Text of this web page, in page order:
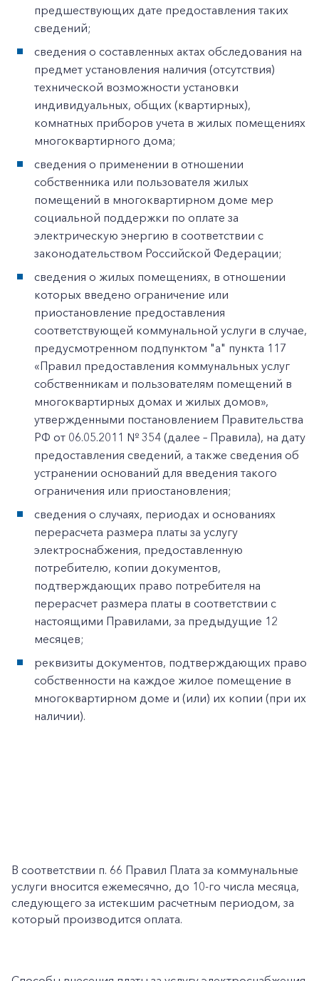
предшествующих дате предоставления таких
сведений;
сведения о составленных актах обследования на
предмет установления наличия (отсутствия)
технической возможности установки
индивидуальных, общих (квартирных),
комнатных приборов учета в жилых помещениях
многоквартирного дома;
сведения о применении в отношении
собственника или пользователя жилых
помещений в многоквартирном доме мер
социальной поддержки по оплате за
электрическую энергию в соответствии с
законодательством Российской Федерации;
сведения о жилых помещениях, в отношении
которых введено ограничение или
приостановление предоставления
соответствующей коммунальной услуги в случае,
предусмотренном подпунктом "а" пункта 117
«Правил предоставления коммунальных услуг
собственникам и пользователям помещений в
многоквартирных домах и жилых домов»,
утвержденными постановлением Правительства
РФ от 06.05.2011 № 354 (далее – Правила), на дату
предоставления сведений, а также сведения об
устранении оснований для введения такого
ограничения или приостановления;
сведения о случаях, периодах и основаниях
перерасчета размера платы за услугу
электроснабжения, предоставленную
потребителю, копии документов,
подтверждающих право потребителя на
перерасчет размера платы в соответствии с
настоящими Правилами, за предыдущие 12
месяцев;
реквизиты документов, подтверждающих право
собственности на каждое жилое помещение в
многоквартирном доме и (или) их копии (при их
наличии).
В соответствии п. 66 Правил Плата за коммунальные
услуги вносится ежемесячно, до 10-го числа месяца,
следующего за истекшим расчетным периодом, за
который производится оплата.